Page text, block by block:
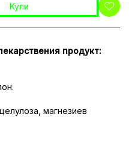
Купи
продукт:
магнезиев